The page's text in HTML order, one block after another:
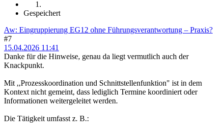
Gespeichert
Aw: Eingruppierung EG12 ohne Führungsverantwortung – Praxis?
#7
15.04.2026 11:41
Danke für die Hinweise, genau da liegt vermutlich auch der
Knackpunkt.
Mit ,,Prozesskoordination und Schnittstellenfunktion" ist in dem
Kontext nicht gemeint, dass lediglich Termine koordiniert oder
Informationen weitergeleitet werden.
Die Tätigkeit umfasst z. B.: